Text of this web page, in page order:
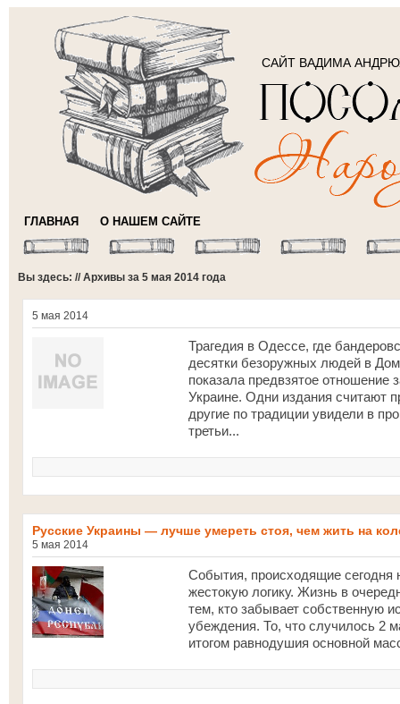
САЙТ ВАДИМА
ГЛАВНАЯ О НАШЕМ САЙТЕ
Вы здесь: // Архивы за 5 мая 2014 года
5 мая 2014
Трагедия в Одессе, где
десятки безоружных людей в
показала предвзятое
Украине. Одни издания считают
другие по традиции увидели в
третьи...
Русские Украины — лучше умереть стоя, чем жить на
5 мая 2014
События, происходящие сегодня
жестокую логику. Жизнь в
тем, кто забывает собственную
убеждения. То, что случилось 2
итогом равнодушия основной